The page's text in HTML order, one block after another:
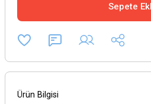
Sepete
Ürün Bilgisi